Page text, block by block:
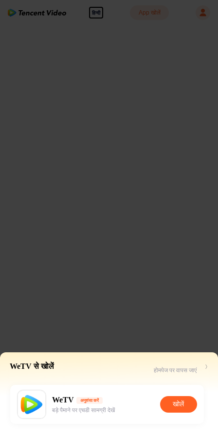
हिन्दी App खोलें
WeTV से खोलें होमपेज पर वापस जाएं
WeTV अनुशंसा करें
बड़े पैमाने पर एचडी सामग्री देखें
खोलें